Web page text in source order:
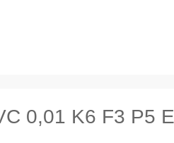
0,01 K6 F3 P5